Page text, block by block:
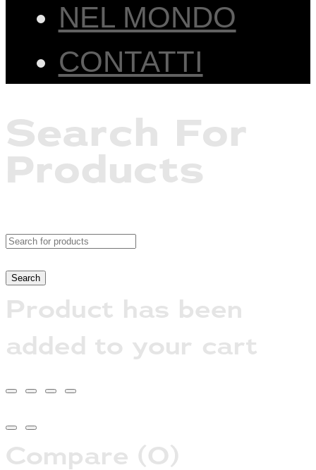
NEL MONDO
CONTATTI
Search For
Products
Product has been
added to your cart
Compare (0)